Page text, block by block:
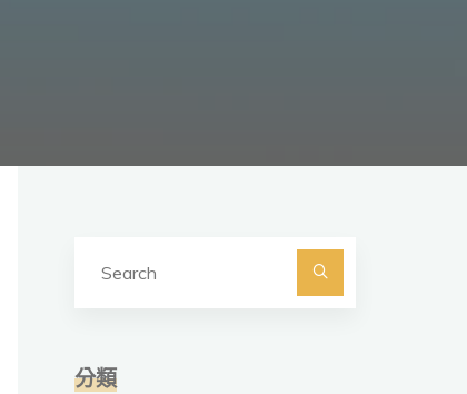
Search
分類